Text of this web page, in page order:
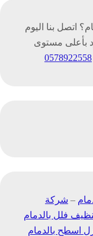
اتصل بنا اليوم
بأعلى مستوى
0578922558
– شركة
فلل بالدمام
اسطح بالدمام